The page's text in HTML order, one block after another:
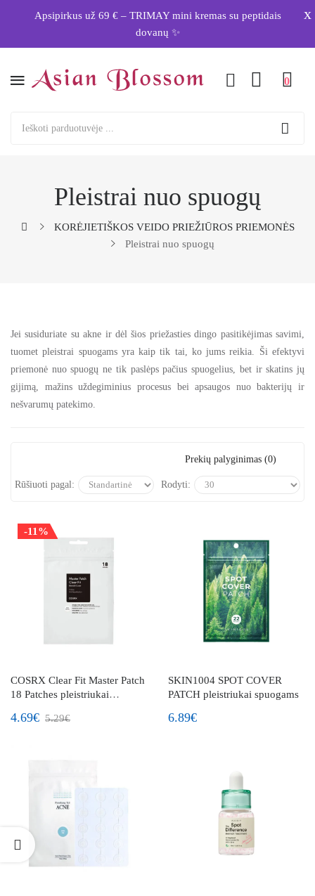
Apsipirkus už 69 € – TRIMAY mini kremas su peptidais
dovanų ✨
x
0
Pleistrai nuo spuogų
KORĖJIETIŠKOS VEIDO PRIEŽIŪROS PRIEMONĖS
Pleistrai nuo spuogų
Jei susiduriate su akne ir dėl šios priežasties dingo pasitikėjimas savimi,
tuomet pleistrai spuogams yra kaip tik tai, ko jums reikia. Ši efektyvi
priemonė nuo spuogų ne tik paslėps pačius spuogelius, bet ir skatins jų
gijimą, mažins uždegiminius procesus bei apsaugos nuo bakterijų ir
nešvarumų patekimo.
Prekių palyginimas (0)
Rūšiuoti pagal: Rodyti:
-11%
COSRX Clear Fit Master Patch
18 Patches pleistriukai
4.69€ 5.29€
SKIN1004 SPOT COVER
PATCH pleistriukai spuogams
6.89€